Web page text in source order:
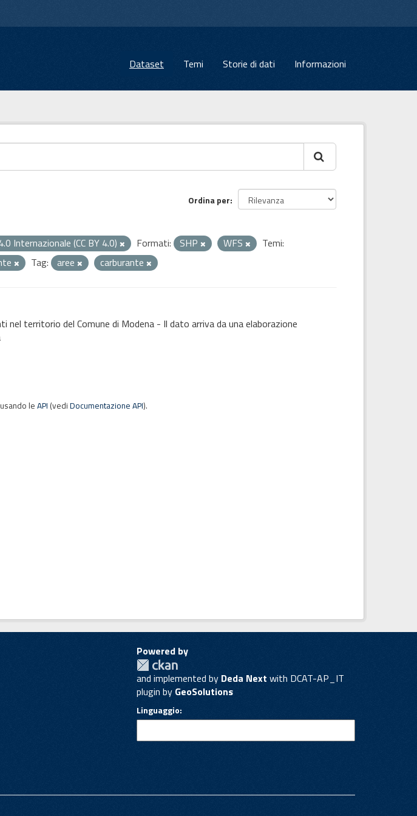
Dataset Temi Storie di dati Informazioni
Ordina per
Internazionale (CC BY 4.0)
Formati: SHP WFS
Temi:
Tag: aree carburante
nel territorio del Comune di Modena - Il dato arriva da una elaborazione
le API (vedi Documentazione API).
Powered by
and implemented by Deda Next with DCAT-AP_IT
plugin by GeoSolutions
Linguaggio